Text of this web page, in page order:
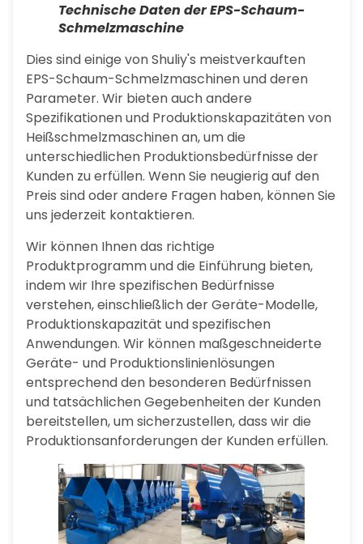
Technische Daten der EPS-Schaum-
Schmelzmaschine
Dies sind einige von Shuliy's meistverkauften
EPS-Schaum-Schmelzmaschinen und deren
Parameter. Wir bieten auch andere
Spezifikationen und Produktionskapazitäten von
Heißschmelzmaschinen an, um die
unterschiedlichen Produktionsbedürfnisse der
Kunden zu erfüllen. Wenn Sie neugierig auf den
Preis sind oder andere Fragen haben, können Sie
uns jederzeit kontaktieren.
Wir können Ihnen das richtige
Produktprogramm und die Einführung bieten,
indem wir Ihre spezifischen Bedürfnisse
verstehen, einschließlich der Geräte-Modelle,
Produktionskapazität und spezifischen
Anwendungen. Wir können maßgeschneiderte
Geräte- und Produktionslinienlösungen
entsprechend den besonderen Bedürfnissen
und tatsächlichen Gegebenheiten der Kunden
bereitstellen, um sicherzustellen, dass wir die
Produktionsanforderungen der Kunden erfüllen.